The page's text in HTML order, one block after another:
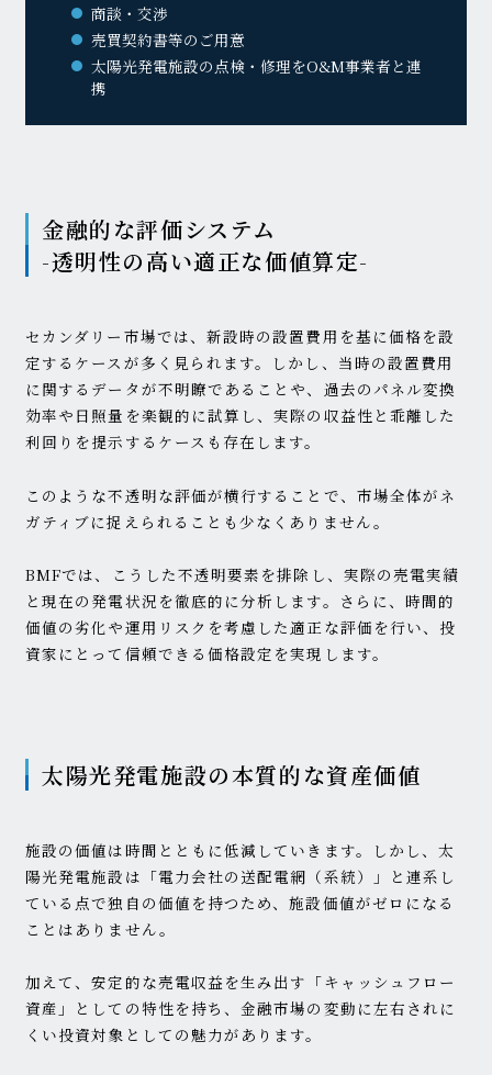
商談・交渉
売買契約書等のご用意
太陽光発電施設の点検・修理をO&M事業者と連
携
金融的な評価システム
-透明性の高い適正な価値算定-
セカンダリー市場では、新設時の設置費用を基に価格を設
定するケースが多く見られます。しかし、当時の設置費用
に関するデータが不明瞭であることや、過去のパネル変換
効率や日照量を楽観的に試算し、実際の収益性と乖離した
利回りを提示するケースも存在します。
このような不透明な評価が横行することで、市場全体がネ
ガティブに捉えられることも少なくありません。
BMFでは、こうした不透明要素を排除し、実際の売電実績
と現在の発電状況を徹底的に分析します。さらに、時間的
価値の劣化や運用リスクを考慮した適正な評価を行い、投
資家にとって信頼できる価格設定を実現します。
太陽光発電施設の本質的な資産価値
施設の価値は時間とともに低減していきます。しかし、太
陽光発電施設は「電力会社の送配電網（系統）」と連系し
ている点で独自の価値を持つため、施設価値がゼロになる
ことはありません。
加えて、安定的な売電収益を生み出す「キャッシュフロー
資産」としての特性を持ち、金融市場の変動に左右されに
くい投資対象としての魅力があります。